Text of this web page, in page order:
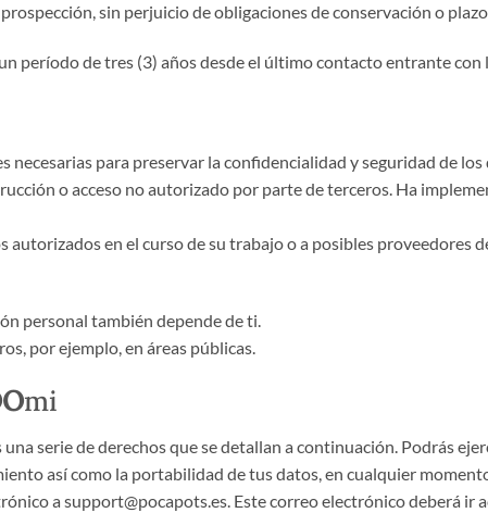
sin perjuicio de obligaciones de conservación o
período de tres (3) años desde el último contacto entrante con
necesarias para preservar la confidencialidad y seguridad de
o acceso no autorizado por parte de terceros. Ha
en el curso de su trabajo o a posibles proveedores
personal también depende de ti.
por ejemplo, en áreas públicas.
mi
serie de derechos que se detallan a continuación. Podrás
así como la portabilidad de tus datos, en cualquier
a support@pocapots.es. Este correo electrónico deberá ir